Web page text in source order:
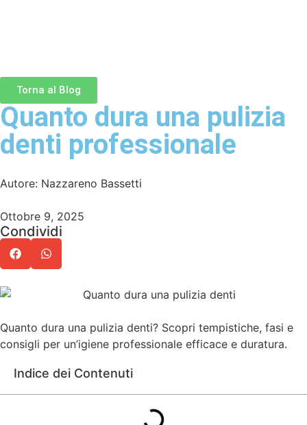
Torna al Blog
Quanto dura una pulizia
denti professionale
Autore: Nazzareno Bassetti
Ottobre 9, 2025
Condividi
Quanto dura una pulizia denti? Scopri tempistiche, fasi e
consigli per un’igiene professionale efficace e duratura.
Indice dei Contenuti